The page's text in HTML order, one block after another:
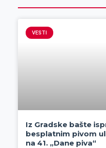
VESTI
Iz Gradske bašte
besplatnim pivom
na 41. „Dane piva“